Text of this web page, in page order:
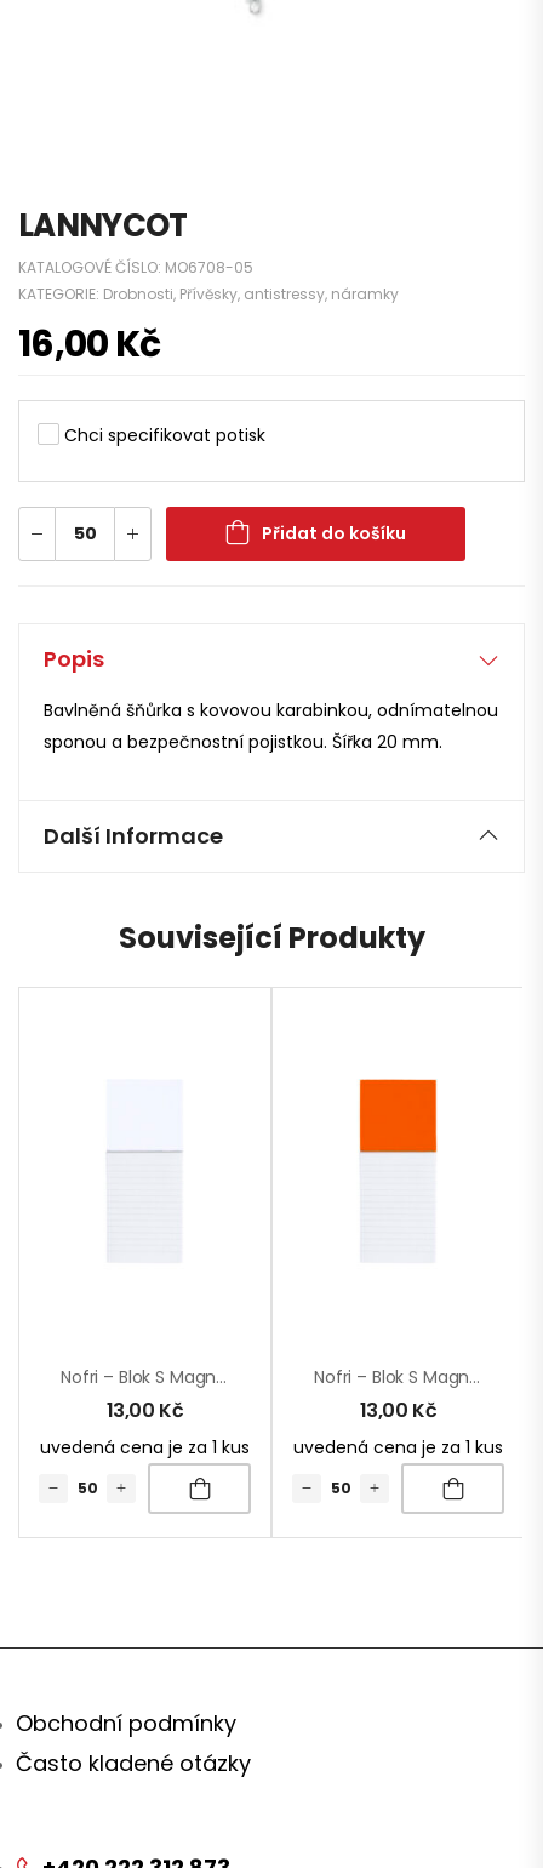
LANNYCOT
KATALOGOVÉ ČÍSLO: MO6708-05
KATEGORIE: Drobnosti, Přívěsky, antistressy, náramky
16,00Kč
Chci specifikovat potisk
Přidat do košíku
Popis
Bavlněná šňůrka s kovovou karabinkou, odnímatelnou
sponou a bezpečnostní pojistkou. Šířka 20 mm.
Další Informace
Související Produkty
Nofri – Blok S Magnetkou
13,00 Kč
uvedená cena je za 1 kus
Nofri – Blok S Magnetkou
13,00 Kč
uvedená cena je za 1 kus
Obchodní podmínky
Často kladené otázky